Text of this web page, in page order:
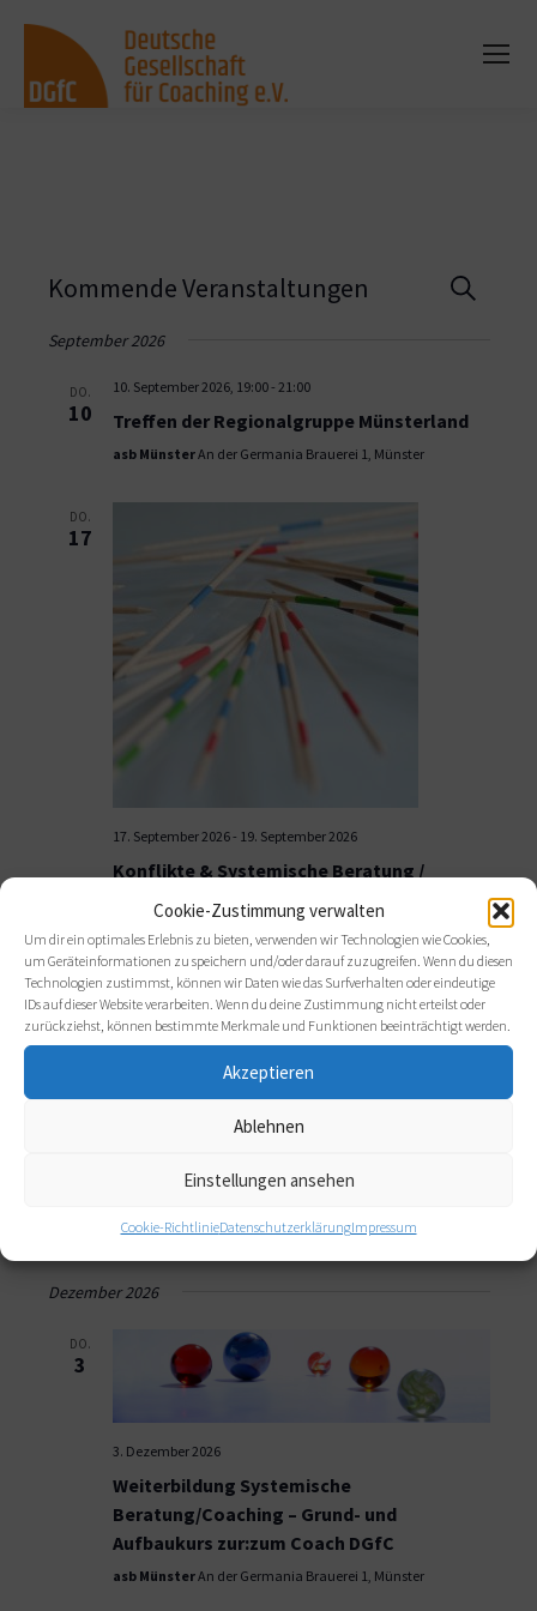
Cookie-Zustimmung verwalten
Um dir ein optimales Erlebnis zu bieten, verwenden wir Technologien wie Cookies,
um Geräteinformationen zu speichern und/oder darauf zuzugreifen. Wenn du diesen
Technologien zustimmst, können wir Daten wie das Surfverhalten oder eindeutige
IDs auf dieser Website verarbeiten. Wenn du deine Zustimmung nicht erteilst oder
zurückziehst, können bestimmte Merkmale und Funktionen beeinträchtigt werden.
Akzeptieren
Ablehnen
Einstellungen ansehen
Cookie-RichtlinieDatenschutzerklärungImpressum
und
Suche
Kommende Veranstaltungen
September 2026
DO.
10
10. September 2026, 19:00- 21:00
Treffen der Regionalgruppe Münsterland
asb MünsterAn der Germania Brauerei 1, Münster
DO.
17
17. September 2026- 19. September 2026
Konflikte & Systemische Beratung /
Coaching in Münster
asb Münster An der Germania Brauerei 1, Münster
November 2026
DO.
Yoga & Systemische Beratung / Coaching in
asb MünsterAn der Germania Brauerei 1, Münster
Dezember 2026
DO.
3
3. Dezember 2026
Weiterbildung Systemische
Beratung/Coaching – Grund- und
Aufbaukurs zur:zum Coach DGfC
asb MünsterAn der Germania Brauerei 1, Münster